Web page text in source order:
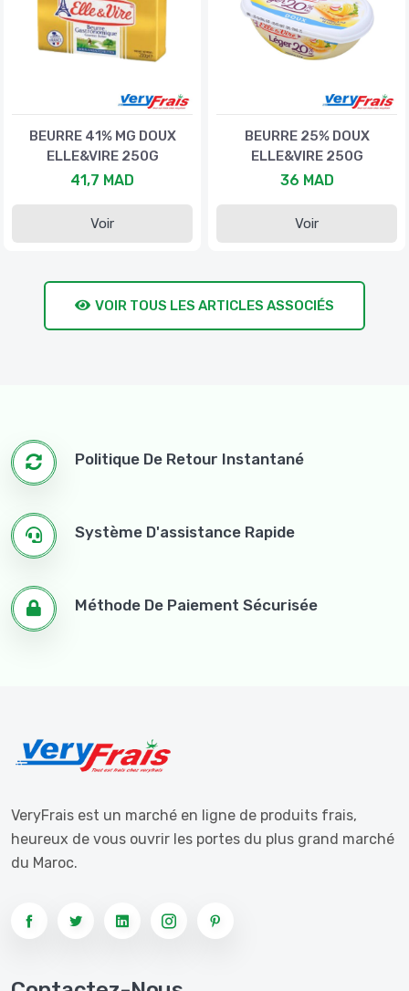
BEURRE 41% MG DOUX
ELLE&VIRE 250G
41,7 MAD
Voir
BEURRE 25% DOUX
ELLE&VIRE 250G
36 MAD
Voir
VOIR TOUS LES ARTICLES ASSOCIÉS
Politique De Retour Instantané
Système D'assistance Rapide
Méthode De Paiement Sécurisée
VeryFrais est un marché en ligne de produits frais,
heureux de vous ouvrir les portes du plus grand marché
du Maroc.